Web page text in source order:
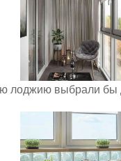
лоджию выбрали бы